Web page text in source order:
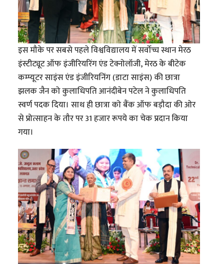
इस मौके पर सबसे पहले विश्वविद्यालय में सर्वोच्च स्थान मेरठ
इंस्टीट्यूट ऑफ इंजीरियरिंग एंड टेक्नोलॉजी, मेरठ के बीटेक
कम्प्यूटर साइंस एंड इंजीरियनिंग (डाटा साइंस) की छात्रा
झलक जैन को कुलाधिपति आनंदीबेन पटेल ने कुलाधिपति
स्वर्ण पदक दिया। साथ ही छात्रा को बैंक ऑफ बड़ौदा की ओर
से प्रोत्साहन के तौर पर 31 हजार रूपये का चेक प्रदान किया
गया।